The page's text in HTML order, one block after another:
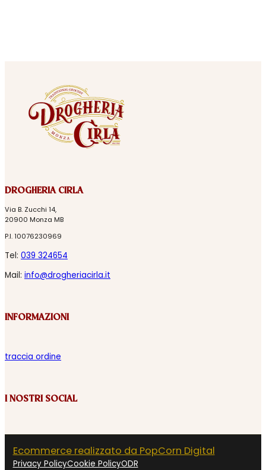
DROGHERIA CIRLA
Via B. Zucchi 14,
20900 Monza MB
P.I. 10076230969
Tel: 039 324654
Mail: info@drogheriacirla.it
INFORMAZIONI
traccia ordine
I NOSTRI SOCIAL
Ecommerce realizzato da PopCorn Digital
Privacy PolicyCookie PolicyODR